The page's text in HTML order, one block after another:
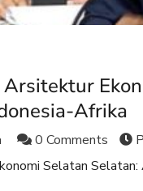
Afrika
0 Comments
Selatan